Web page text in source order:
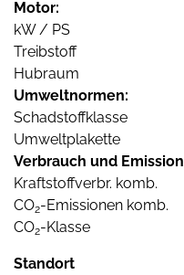
Motor:
kW / PS
Treibstoff
Hubraum
Umweltnormen:
Schadstoffklasse
Umweltplakette
Verbrauch und
Kraftstoffverbr. komb.
CO2-Emissionen komb.
CO2-Klasse
Standort